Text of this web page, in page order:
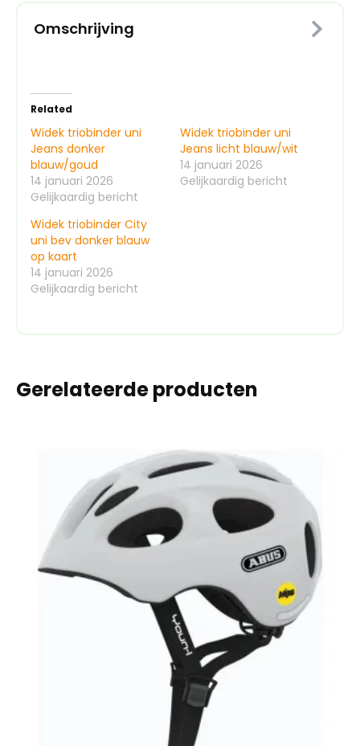
Omschrijving
Related
Widek triobinder uni
Jeans donker
blauw/goud
14 januari 2026
Gelijkaardig bericht
Widek triobinder uni
Jeans licht blauw/wit
14 januari 2026
Gelijkaardig bericht
Widek triobinder City
uni bev donker blauw
op kaart
14 januari 2026
Gelijkaardig bericht
Gerelateerde producten